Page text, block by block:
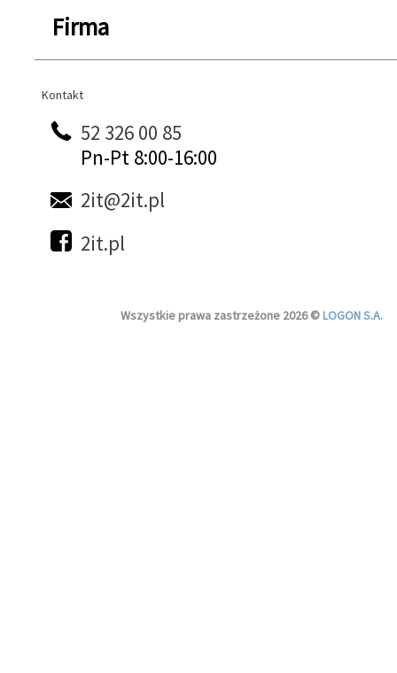
Firma
Kontakt
Kontakt
52 326 00 85
Pn-Pt 8:00-16:00
2it@2it.pl
2it.pl
Wszystkie prawa zastrzeżone 2026 ©LOGON S.A.